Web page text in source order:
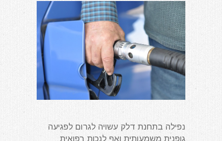
נפילה בתחנת דלק עשויה לגרום לפגיעה
גופנית משמעותית ואף לנכות רפואית